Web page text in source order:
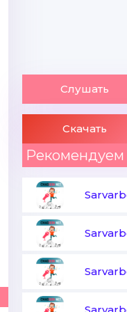
Слушать
Скачать
Рекомендуем